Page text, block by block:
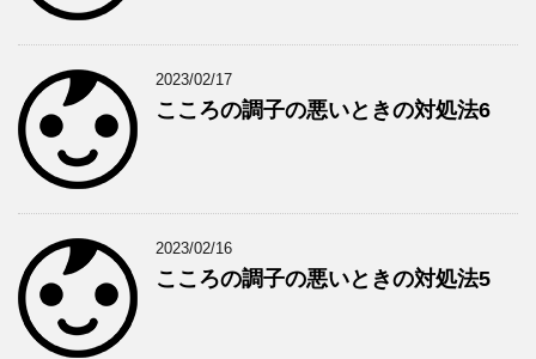
2023/02/17
こころの調子の悪いときの対処法6
2023/02/16
こころの調子の悪いときの対処法5